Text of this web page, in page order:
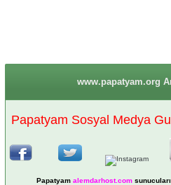
www.papatyam.org
Papatyam Sosyal Medya
Papatyam alemdarhost.com